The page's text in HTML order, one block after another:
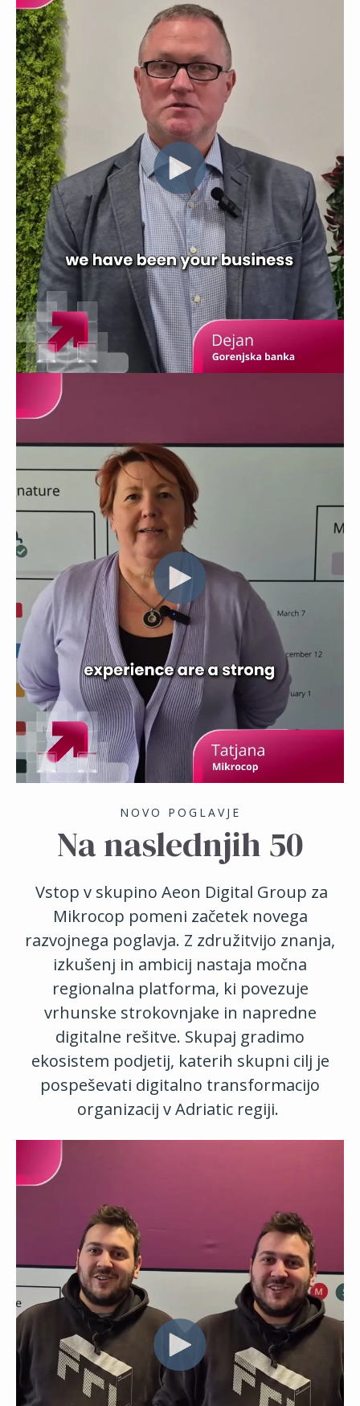
NOVO POGLAVJE
Na naslednjih 50
Vstop v skupino Aeon Digital Group za
Mikrocop pomeni začetek novega
razvojnega poglavja. Z združitvijo znanja,
izkušenj in ambicij nastaja močna
regionalna platforma, ki povezuje
vrhunske strokovnjake in napredne
digitalne rešitve. Skupaj gradimo
ekosistem podjetij, katerih skupni cilj je
pospeševati digitalno transformacijo
organizacij v Adriatic regiji.